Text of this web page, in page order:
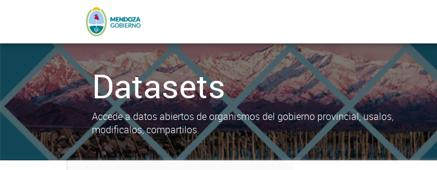
Datasets
Accede a datos abiertos de organismos del gobierno provincial, usalos,
modificalos, compartilos.